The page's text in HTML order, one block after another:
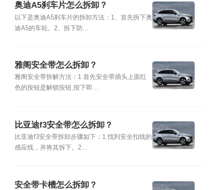
奥迪A5刹车片怎么拆卸？
以下是奥迪A5刹车片的拆卸方法：1、首先拆下奥
迪A5的车轮。2、拆下防...
雅阁安全带怎么拆卸？
雅阁安全带拆解方法：1.首先安全带插头上面红
色的按钮是解锁按钮,按下即...
比亚迪f3安全带怎么拆卸？
比亚迪f3安全带拆卸步骤如下：1.找到安全扣线的
感应线，并将其拆下。2...
安全带卡槽怎么拆卸？